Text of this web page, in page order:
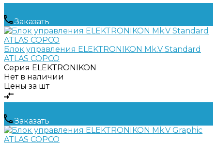
Заказать
Блок управления ELEKTRONIKON Mk.V Standard
ATLAS COPCO
Серия ELEKTRONIKON
Нет в наличии
Цены за шт
Заказать